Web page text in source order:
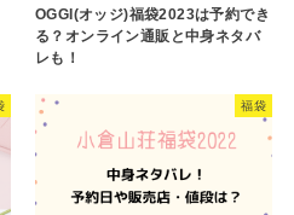
OGGI(オッジ)福袋2023は予約でき
る？オンライン通販と中身ネタバ
レも！
福袋